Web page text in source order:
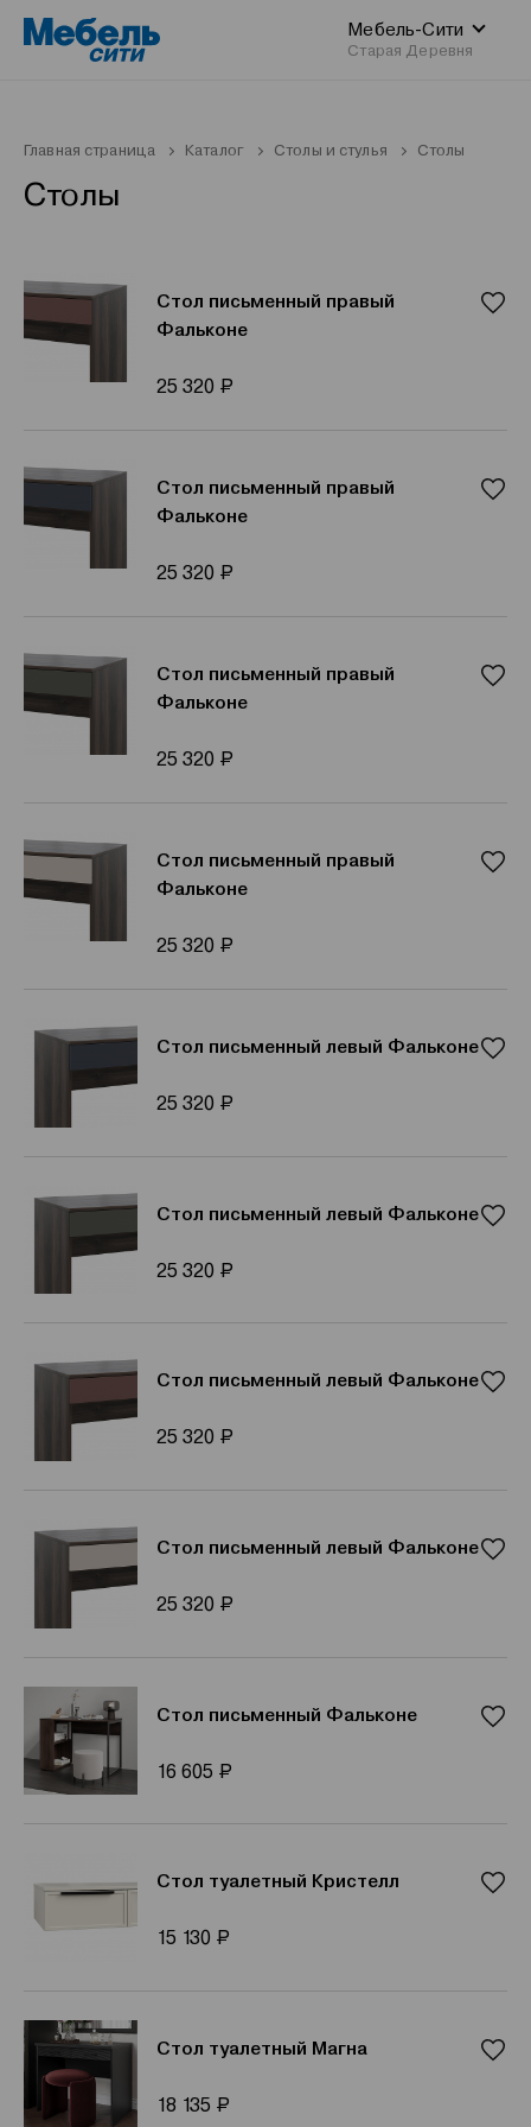
Мебель-Сити
Старая Деревня
Главная страница Каталог Столы и стулья Столы
Столы
Стол письменный правый
Фальконе
25 320 Р
Стол письменный правый
Фальконе
25 320 Р
Стол письменный правый
Фальконе
25 320 Р
Стол письменный правый
Фальконе
25 320 Р
Стол письменный левый Фальконе
25 320 Р
Стол письменный левый Фальконе
25 320 Р
Стол письменный левый Фальконе
25 320 Р
Стол письменный левый Фальконе
25 320 Р
Стол письменный Фальконе
16 605 Р
Стол туалетный Кристелл
15 130 Р
Стол туалетный Магна
18 135 Р